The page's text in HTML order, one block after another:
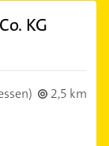
KG
2,5 km